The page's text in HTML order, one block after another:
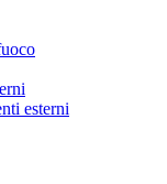
esterni